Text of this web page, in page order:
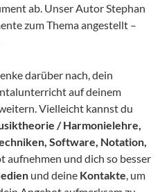
ab. Unser Autor Stephan
zum Thema angestellt –
darüber nach, dein
auf deinem
Vielleicht kannst du
/ Harmonielehre,
Software, Notation,
aufnehmen und dich so besser
und deine Kontakte , um